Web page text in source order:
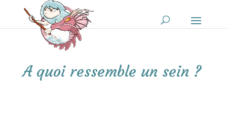
A quoi ressemble un sein ?